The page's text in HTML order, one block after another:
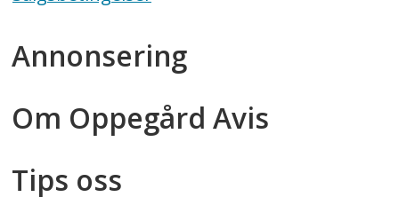
Annonsering
Om Oppegård Avis
Tips oss